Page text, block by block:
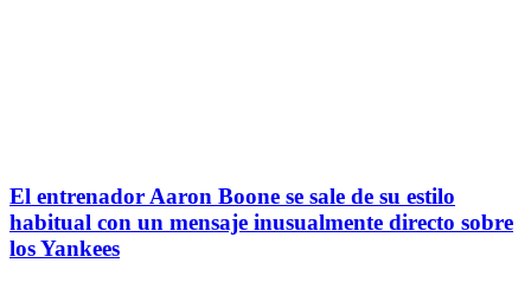
El entrenador Aaron Boone se sale de su estilo
habitual con un mensaje inusualmente directo sobre
los Yankees